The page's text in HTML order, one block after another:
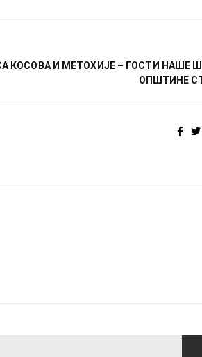
КОСОВА И МЕТОХИЈЕ – ГОСТИ НАШЕ
ОПШТИНЕ